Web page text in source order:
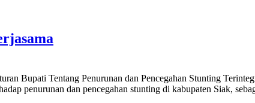
Bupati Tentang Penurunan dan Pencegahan Stunting
penurunan dan pencegahan stunting di kabupaten Siak,